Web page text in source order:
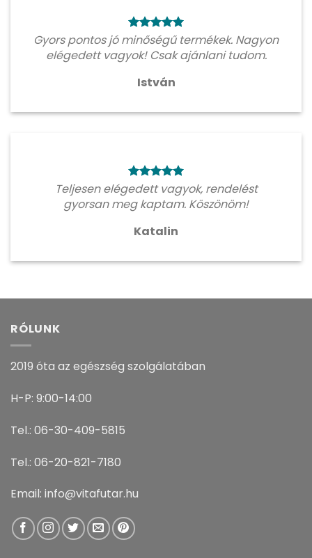
Gyors pontos jó minőségű termékek. Nagyon
elégedett vagyok! Csak ajánlani tudom.
István
Teljesen elégedett vagyok, rendelést
gyorsan meg kaptam. Köszönöm!
Katalin
RÓLUNK
2019 óta az egészség szolgálatában
H-P: 9:00-14:00
Tel.: 06-30-409-5815
Tel.: 06-20-821-7180
Email: info@vitafutar.hu